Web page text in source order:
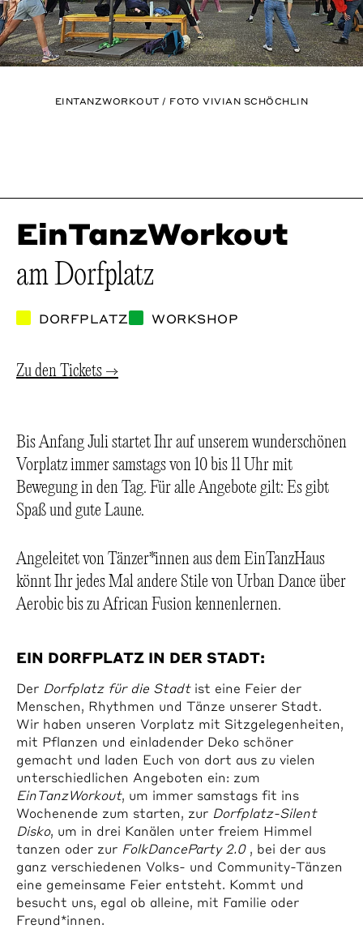
EINTANZWORKOUT / FOTO VIVIAN SCHÖCHLIN
EinTanzWorkout
am Dorfplatz
DORFPLATZ WORKSHOP
Zu den Tickets →
Bis Anfang Juli startet Ihr auf unserem wunderschönen
Vorplatz immer samstags von 10 bis 11 Uhr mit
Bewegung in den Tag. Für alle Angebote gilt: Es gibt
Spaß und gute Laune.
Angeleitet von Tänzer*innen aus dem EinTanzHaus
könnt Ihr jedes Mal andere Stile von Urban Dance über
Aerobic bis zu African Fusion kennenlernen.
EIN DORFPLATZ IN DER STADT:
Der Dorfplatz für die Stadtist eine Feier der
Menschen, Rhythmen und Tänze unserer Stadt.
Wir haben unseren Vorplatz mit Sitzgelegenheiten,
mit Pflanzen und einladender Deko schöner
gemacht und laden Euch von dort aus zu vielen
unterschiedlichen Angeboten ein: zum
EinTanzWorkout, um immer samstags fit ins
Wochenende zum starten, zur Dorfplatz-Silent
Disko, um in drei Kanälen unter freiem Himmel
tanzen oder zur FolkDanceParty 2.0, bei der aus
ganz verschiedenen Volks- und Community-Tänzen
eine gemeinsame Feier entsteht. Kommt und
besucht uns, egal ob alleine, mit Familie oder
Freund*innen.